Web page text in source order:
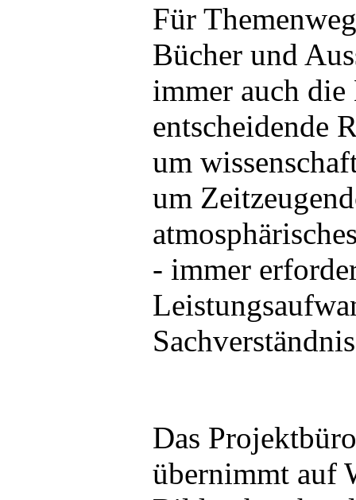
Für
Bücher und
immer auch
entscheidende
um
um
- immer
Das
übernimmt auf